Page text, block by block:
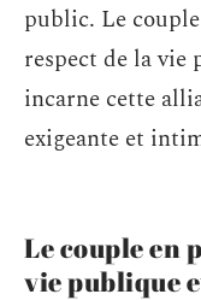
public. Le
respect de la vie
incarne cette
exigeante et
Le couple en
vie publique